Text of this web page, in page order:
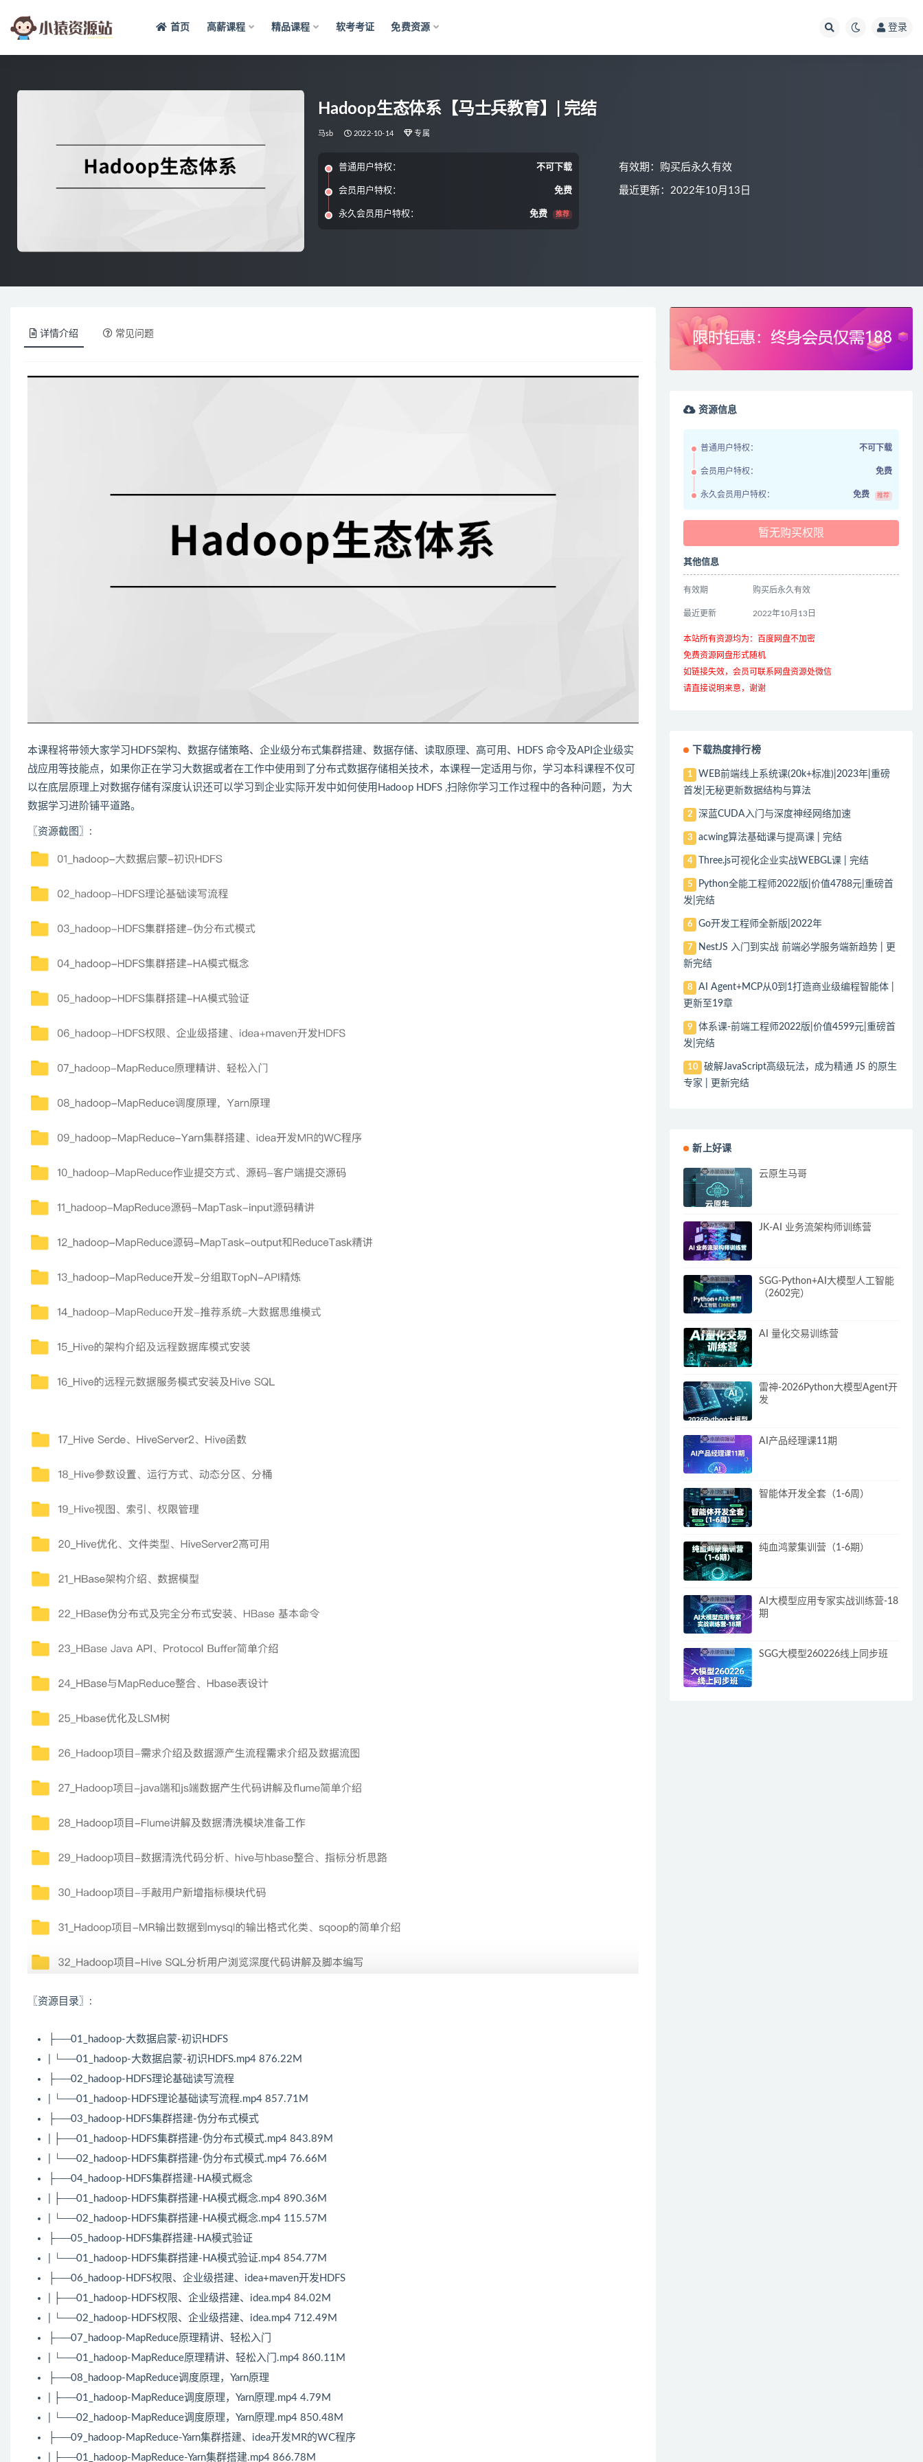
首页 高薪课程 精品课程 软考考证 免费资源 登录
Hadoop生态体系【马士兵教育】| 完结
马sb 2022-10-14 专属
普通用户特权： 不可下载
会员用户特权： 免费
永久会员用户特权： 免费 推荐
有效期：购买后永久有效
最近更新：2022年10月13日
详情介绍 常见问题
本课程将带领大家学习HDFS架构、数据存储策略、企业级分布式集群搭建、数据存储、读取原理、高可用、HDFS 命令及API企业级实
战应用等技能点，如果你正在学习大数据或者在工作中使用到了分布式数据存储相关技术，本课程一定适用与你，学习本科课程不仅可
以在底层原理上对数据存储有深度认识还可以学习到企业实际开发中如何使用 Hadoop HDFS ,扫除你学习工作过程中的各种问题，为大
数据学习进阶铺平道路。
〖资源截图〗:
〖资源目录〗:
├──01_hadoop-大数据启蒙-初识HDFS
| └──01_hadoop-大数据启蒙-初识HDFS.mp4 876.22M
├──02_hadoop-HDFS理论基础读写流程
| └──01_hadoop-HDFS理论基础读写流程.mp4 857.71M
├──03_hadoop-HDFS集群搭建-伪分布式模式
| ├──01_hadoop-HDFS集群搭建-伪分布式模式.mp4 843.89M
| └──02_hadoop-HDFS集群搭建-伪分布式模式.mp4 76.66M
├──04_hadoop-HDFS集群搭建-HA模式概念
| ├──01_hadoop-HDFS集群搭建-HA模式概念.mp4 890.36M
| └──02_hadoop-HDFS集群搭建-HA模式概念.mp4 115.57M
├──05_hadoop-HDFS集群搭建-HA模式验证
| └──01_hadoop-HDFS集群搭建-HA模式验证.mp4 854.77M
├──06_hadoop-HDFS权限、企业级搭建、idea+maven开发HDFS
| ├──01_hadoop-HDFS权限、企业级搭建、idea.mp4 84.02M
| └──02_hadoop-HDFS权限、企业级搭建、idea.mp4 712.49M
├──07_hadoop-MapReduce原理精讲、轻松入门
| └──01_hadoop-MapReduce原理精讲、轻松入门.mp4 860.11M
├──08_hadoop-MapReduce调度原理，Yarn原理
| ├──01_hadoop-MapReduce调度原理，Yarn原理.mp4 4.79M
| └──02_hadoop-MapReduce调度原理，Yarn原理.mp4 850.48M
├──09_hadoop-MapReduce-Yarn集群搭建、idea开发MR的WC程序
| ├──01_hadoop-MapReduce-Yarn集群搭建.mp4 866.78M
资源信息
普通用户特权： 不可下载
会员用户特权： 免费
永久会员用户特权： 免费 推荐
暂无购买权限
其他信息
有效期 购买后永久有效
最近更新 2022年10月13日
本站所有资源均为：百度网盘不加密
免费资源网盘形式随机
如链接失效，会员可联系网盘资源处微信
请直接说明来意，谢谢
下载热度排行榜
1
WEB前端线上系统课(20k+标准)|2023年|重磅
首发|无秘更新数据结构与算法
2 深蓝CUDA入门与深度神经网络加速
3 acwing算法基础课与提高课 | 完结
4 Three.js可视化企业实战WEBGL课 | 完结
5
Python全能工程师2022版|价值4788元|重磅首
发|完结
6 Go开发工程师全新版|2022年
7
NestJS 入门到实战 前端必学服务端新趋势 | 更
新完结
8
AI Agent+MCP从0到1打造商业级编程智能体 |
更新至19章
9
体系课-前端工程师2022版|价值4599元|重磅首
发|完结
10
破解JavaScript高级玩法，成为精通 JS 的原生
专家 | 更新完结
新上好课
云原生马哥
JK-AI 业务流架构师训练营
SGG-Python+AI大模型人工智能
（2602完）
AI 量化交易训练营
雷神-2026Python大模型Agent开
发
AI产品经理课11期
智能体开发全套（1-6周）
纯血鸿蒙集训营（1-6期）
AI大模型应用专家实战训练营-18
期
SGG大模型260226线上同步班